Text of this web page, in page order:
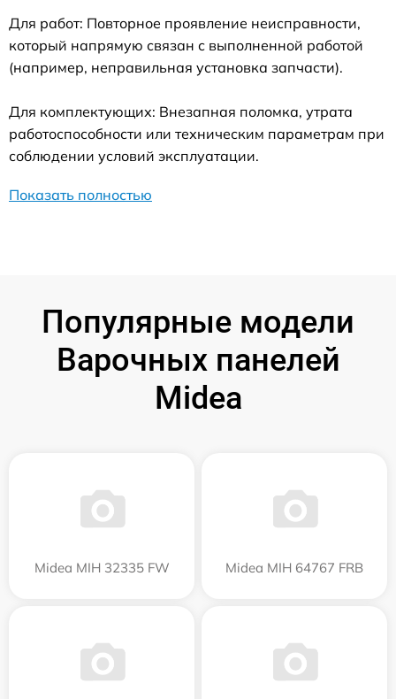
Для работ: Повторное проявление неисправности,
который напрямую связан с выполненной работой
(например, неправильная установка запчасти).
Для комплектующих: Внезапная поломка, утрата
работоспособности или техническим параметрам при
соблюдении условий эксплуатации.
Показать полностью
Популярные модели
Варочных панелей
Midea
Midea MIH 32335 FW Midea MIH 64767 FRB